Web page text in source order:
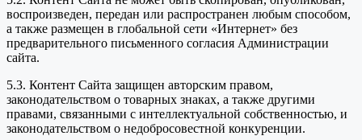
воспроизведен, передан или распространен любым способом,
а также размещен в глобальной сети «Интернет» без
предварительного письменного согласия Администрации
сайта.
5.3. Контент Сайта защищен авторским правом,
законодательством о товарных знаках, а также другими
правами, связанными с интеллектуальной собственностью, и
законодательством о недобросовестной конкуренции.